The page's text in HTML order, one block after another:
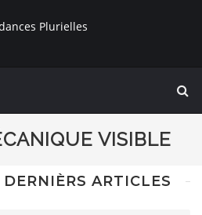
VISIBLE
ARTICLES